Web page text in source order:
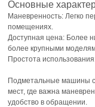
Основные
Маневренность: Легко
помещениях.
Доступная цена: Более
более крупными
Простота
Подметальные машины
мест, где важна
удобство в обращении.